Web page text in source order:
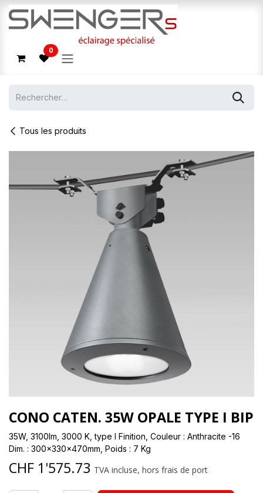
Se rendre au contenu
0
Tous les produits
CONO CATEN. 35W OPALE TYPE I BIP
35W, 3100lm, 3000 K, type I Finition, Couleur : Anthracite -16
Dim. : 300x330x470mm, Poids : 7 Kg
CHF 1'575.73 TVA incluse, hors frais de port